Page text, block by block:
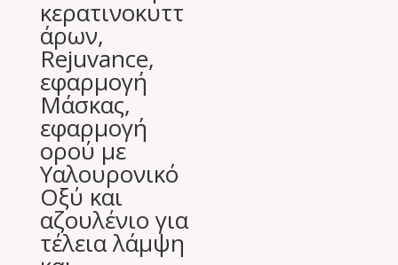
κερατινοκυττ
άρων,
Rejuvance,
εφαρμογή
Μάσκας,
εφαρμογή
ορού με
Υαλουρονικό
Οξύ και
αζουλένιο για
τέλεια λάμψη